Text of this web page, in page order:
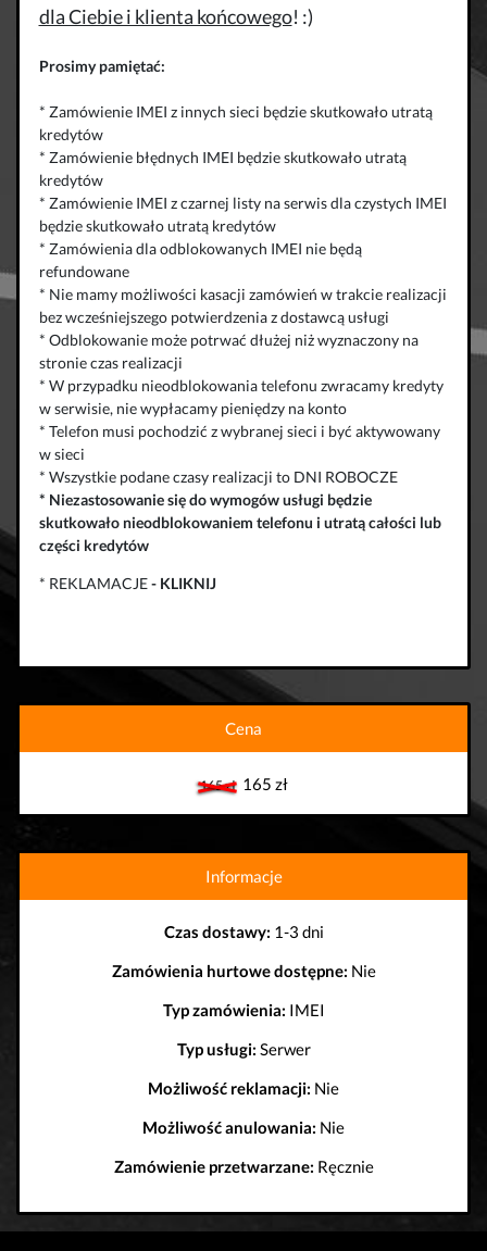
dla Ciebie i klienta końcowego! :)
Prosimy pamiętać:
* Zamówienie IMEI z innych sieci będzie skutkowało utratą
kredytów
* Zamówienie błędnych IMEI będzie skutkowało utratą
kredytów
* Zamówienie IMEI z czarnej listy na serwis dla czystych IMEI
będzie skutkowało utratą kredytów
* Zamówienia dla odblokowanych IMEI nie będą
refundowane
* Nie mamy możliwości kasacji zamówień w trakcie realizacji
bez wcześniejszego potwierdzenia z dostawcą usługi
* Odblokowanie może potrwać dłużej niż wyznaczony na
stronie czas realizacji
* W przypadku nieodblokowania telefonu zwracamy kredyty
w serwisie, nie wypłacamy pieniędzy na konto
* Telefon musi pochodzić z wybranej sieci i być aktywowany
w sieci
* Wszystkie podane czasy realizacji to DNI ROBOCZE
* Niezastosowanie się do wymogów usługi będzie
skutkowało nieodblokowaniem telefonu i utratą całości lub
części kredytów
* REKLAMACJE- KLIKNIJ
Cena
165 zł165 zł
Informacje
Czas dostawy: 1-3 dni
Zamówienia hurtowe dostępne: Nie
Typ zamówienia: IMEI
Typ usługi: Serwer
Możliwość reklamacji: Nie
Możliwość anulowania: Nie
Zamówienie przetwarzane: Ręcznie